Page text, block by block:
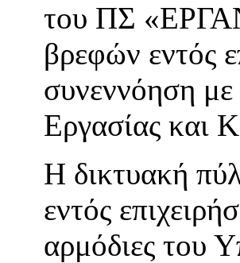
του ΠΣ
βρεφών εντός
συνεννόηση με
Εργασίας και
Η δικτυακή
εντός
αρμόδιες του